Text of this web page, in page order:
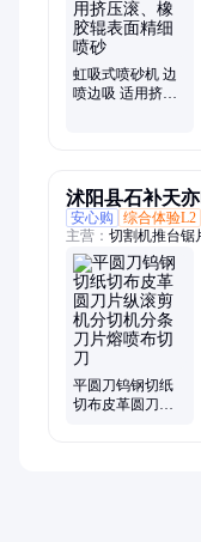
虹吸式喷砂机 边
喷边吸 适用挤压
沭阳县石补天
安心购
综合体验L2
主营： 切割机推台锯
平圆刀钨钢切纸
切布皮革圆刀片